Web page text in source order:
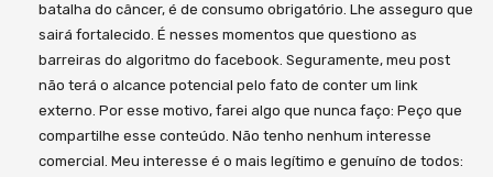
batalha do câncer, é de consumo obrigatório. Lhe asseguro que
sairá fortalecido. É nesses momentos que questiono as
barreiras do algoritmo do facebook. Seguramente, meu post
não terá o alcance potencial pelo fato de conter um link
externo. Por esse motivo, farei algo que nunca faço: Peço que
compartilhe esse conteúdo. Não tenho nenhum interesse
comercial. Meu interesse é o mais legítimo e genuíno de todos: